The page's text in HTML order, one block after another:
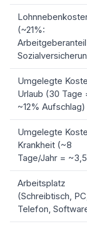
(~21%:
Arbeitgeberanteil
Umgelegte
Urlaub (30 Tage
~12% Aufschlag)
Umgelegte
Krankheit (~8
Tage/Jahr =
Arbeitsplatz
(Schreibtisch,
Telefon,